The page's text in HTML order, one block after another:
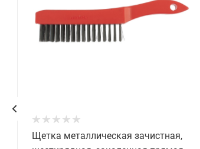
Щетка металлическая зачистная,